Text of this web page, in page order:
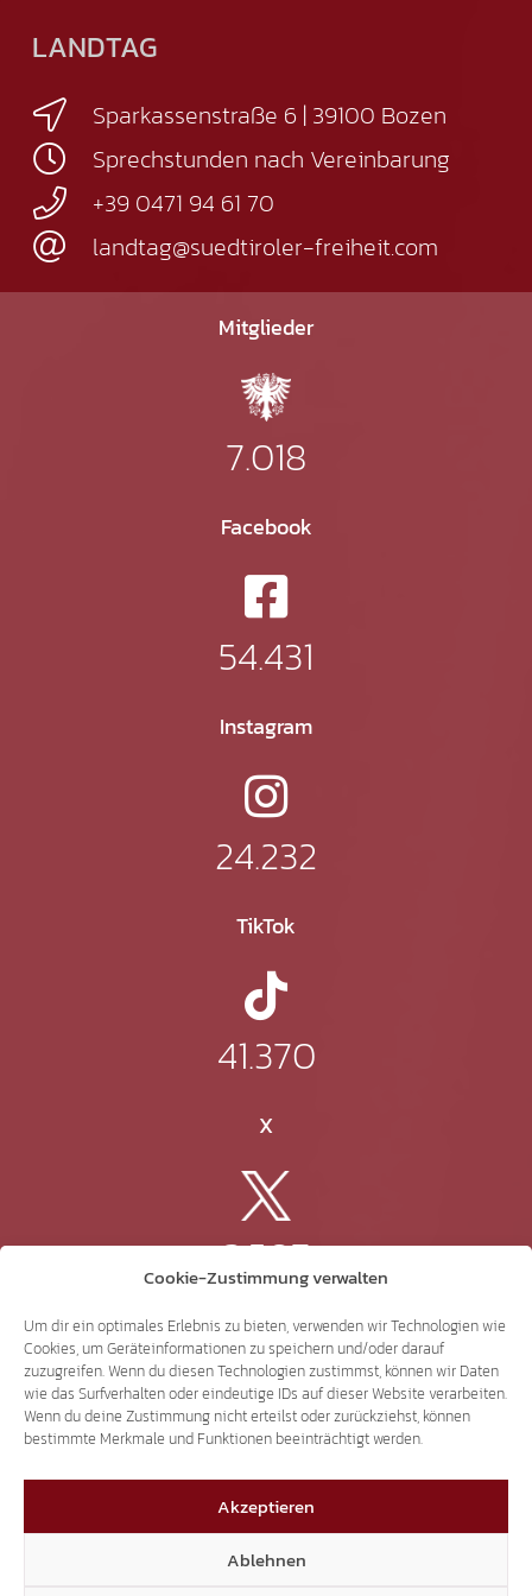
Cookie-Zustimmung verwalten
Um dir ein optimales Erlebnis zu bieten, verwenden wir Technologien wie
Cookies, um Geräteinformationen zu speichern und/oder darauf
zuzugreifen. Wenn du diesen Technologien zustimmst, können wir Daten
wie das Surfverhalten oder eindeutige IDs auf dieser Website verarbeiten.
Wenn du deine Zustimmung nicht erteilst oder zurückziehst, können
bestimmte Merkmale und Funktionen beeinträchtigt werden.
Akzeptieren
Ablehnen
LANDTAG
Sparkassenstraße 6 | 39100 Bozen
Sprechstunden nach Vereinbarung
+39 0471 94 61 70
landtag@suedtiroler-freiheit.com
Mitglieder
7.018
Facebook
54.431
Instagram
24.232
TikTok
41.370
X
3.507
Threads
3.401
YouTube